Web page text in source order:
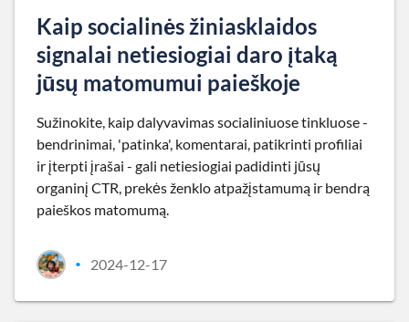
Kaip socialinės žiniasklaidos
signalai netiesiogiai daro įtaką
jūsų matomumui paieškoje
Sužinokite, kaip dalyvavimas socialiniuose tinkluose -
bendrinimai, 'patinka', komentarai, patikrinti profiliai
ir įterpti įrašai - gali netiesiogiai padidinti jūsų
organinį CTR, prekės ženklo atpažįstamumą ir bendrą
paieškos matomumą.
• 2024-12-17